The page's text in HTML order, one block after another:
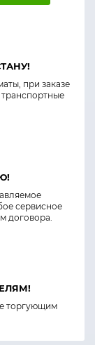
при заказе
транспортные
сервисное
договора.
торгующим